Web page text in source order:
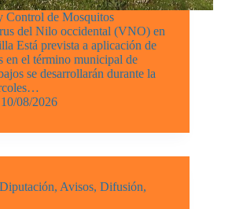
Control de Mosquitos
del Nilo occidental (VNO) en
Está prevista a aplicación de
en el término municipal de
se desarrollarán durante la
10/08/2026
, Avisos, Difusión,